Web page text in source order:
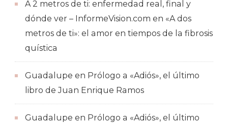
A 2 metros de ti: enfermedad real, final y
dónde ver – InformeVision.com en «A dos
metros de ti»: el amor en tiempos de la fibrosis
quística
Guadalupe en Prólogo a «Adiós», el último
libro de Juan Enrique Ramos
Guadalupe en Prólogo a «Adiós», el último